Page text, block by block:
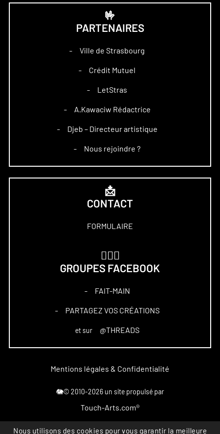
🤟
PARTENAIRES
– Ville de Strasbourg
– Crédit Mutuel
– LetStras
– A.Kawaciw Rédactrice
– Djeb – Directeur artistique
– Nous rejoindre ?
📩
CONTACT
FORMULAIRE
GROUPES FACEBOOK
– FAIT-MAIN
– PARTAGEZ VOS CRÉATIONS
et sur @THREADS
Mentions légales & Confidentialité
🐘© 2010-2026 un site propulsé par
Touch-Arts.com®
Marque déposée
Nous utilisons des cookies pour vous garantir la meilleure